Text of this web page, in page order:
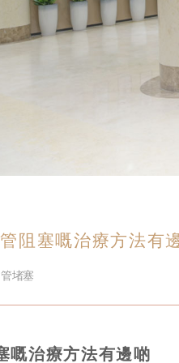
阻塞嘅治療方法有
堵塞
嘅治療方法有邊啲